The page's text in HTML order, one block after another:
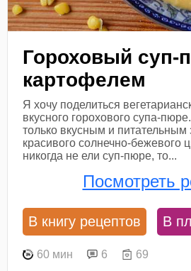
Гороховый суп-
картофелем
Я хочу поделиться
вкусного горохового супа-
только вкусным и питательным
красивого солнечно-бежевого
никогда не ели суп-пюре, то...
Посмотреть
В книгу рецептов В
60 мин 6 69